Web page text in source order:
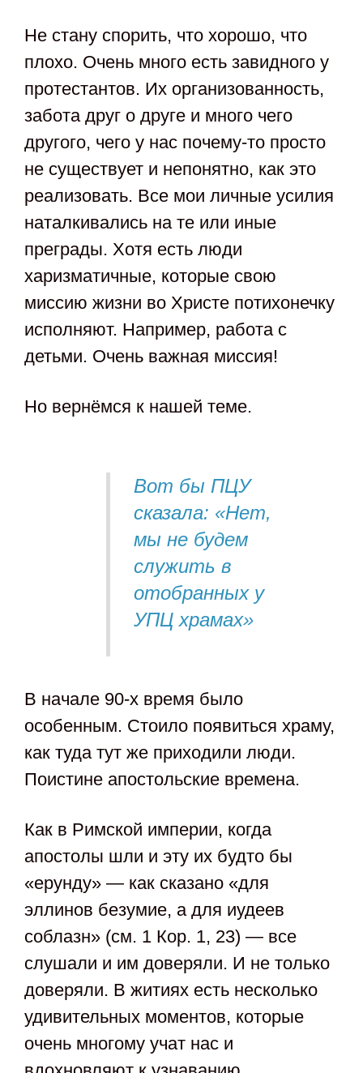
Не стану спорить, что хорошо, что
плохо. Очень много есть завидного у
протестантов. Их организованность,
забота друг о друге и много чего
другого, чего у нас почему-то просто
не существует и непонятно, как это
реализовать. Все мои личные усилия
наталкивались на те или иные
преграды. Хотя есть люди
харизматичные, которые свою
миссию жизни во Христе потихонечку
исполняют. Например, работа с
детьми. Очень важная миссия!
Но вернёмся к нашей теме.
Вот бы ПЦУ
сказала: «Нет,
мы не будем
служить в
отобранных у
УПЦ храмах»
В начале 90-х время было
особенным. Стоило появиться храму,
как туда тут же приходили люди.
Поистине апостольские времена.
Как в Римской империи, когда
апостолы шли и эту их будто бы
«ерунду» — как сказано «для
эллинов безумие, а для иудеев
соблазн» (см. 1 Кор. 1, 23) — все
слушали и им доверяли. И не только
доверяли. В житиях есть несколько
удивительных моментов, которые
очень многому учат нас и